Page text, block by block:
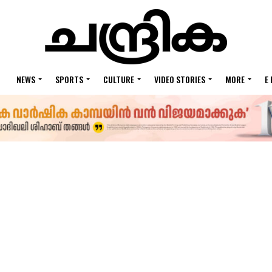
NEWS SPORTS CULTURE VIDEO STORIES MORE E